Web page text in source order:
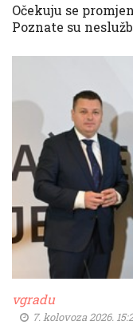
Očekuju se
Poznate su
vgradu
7. kolovoza 2026.